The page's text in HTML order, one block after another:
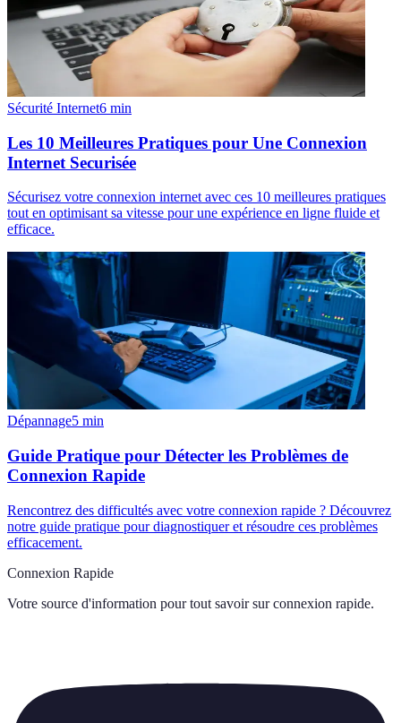
Sécurité Internet6 min
Les 10 Meilleures Pratiques pour Une Connexion
Internet Securisée
Sécurisez votre connexion internet avec ces 10 meilleures pratiques
tout en optimisant sa vitesse pour une expérience en ligne fluide et
efficace.
Dépannage5 min
Guide Pratique pour Détecter les Problèmes de
Connexion Rapide
Rencontrez des difficultés avec votre connexion rapide ? Découvrez
notre guide pratique pour diagnostiquer et résoudre ces problèmes
efficacement.
Connexion Rapide
Votre source d'information pour tout savoir sur connexion rapide.